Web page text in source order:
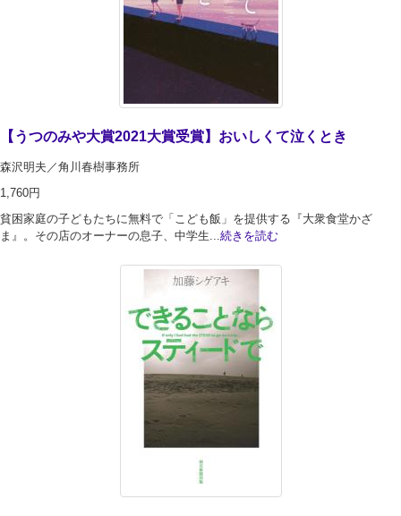
【うつのみや大賞2021大賞受賞】おいしくて泣くとき
森沢明夫／角川春樹事務所
1,760円
貧困家庭の子どもたちに無料で「こども飯」を提供する『大衆食堂かざ
ま』。その店のオーナーの息子、中学生... 続きを読む